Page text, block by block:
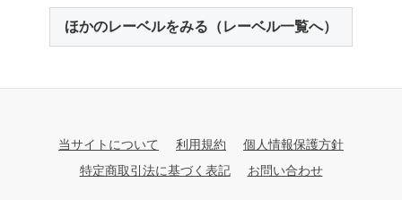
ほかのレーベルをみる（レーベル一覧へ）
当サイトについて 利用規約
個人情報保護方針
特定商取引法に基づく表記
お問い合わせ